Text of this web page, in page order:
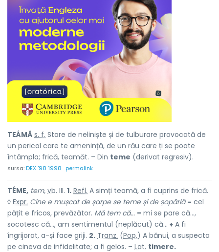
TEÁMĂ s. f. Stare de neliniște și de tulburare provocată de
un pericol care te amenință, de un rău care ți se poate
întâmpla; frică, teamăt. – Din teme (derivat regresiv).
sursa:DEX '98 1998 permalink
TÉME, tem, vb. III. 1. Refl. A simți teamă, a fi cuprins de frică.
◊ Expr. Cine e mușcat de șarpe se teme și de șopârlă= cel
pățit e fricos, prevăzător. Mă tem că... = mi se pare că...,
socotesc că..., am sentimentul (neplăcut) că... ♦ A fi
îngrijorat, a-și face griji. 2. Tranz. (Pop.) A bănui, a suspecta
pe cineva de infidelitate; a fi gelos. – Lat. timere.